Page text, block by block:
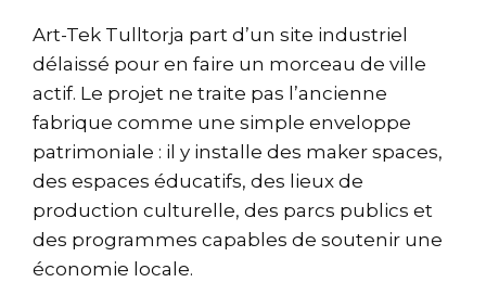
Art-Tek Tulltorja part d’un site industriel
délaissé pour en faire un morceau de ville
actif. Le projet ne traite pas l’ancienne
fabrique comme une simple enveloppe
patrimoniale : il y installe des maker spaces,
des espaces éducatifs, des lieux de
production culturelle, des parcs publics et
des programmes capables de soutenir une
économie locale.